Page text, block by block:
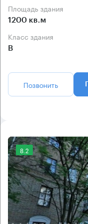
Площадь здания
1200 кв.м
Класс здания
B
Позвонить
8.2